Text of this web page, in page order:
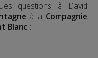
questions à David
à la Compagnie
Blanc :